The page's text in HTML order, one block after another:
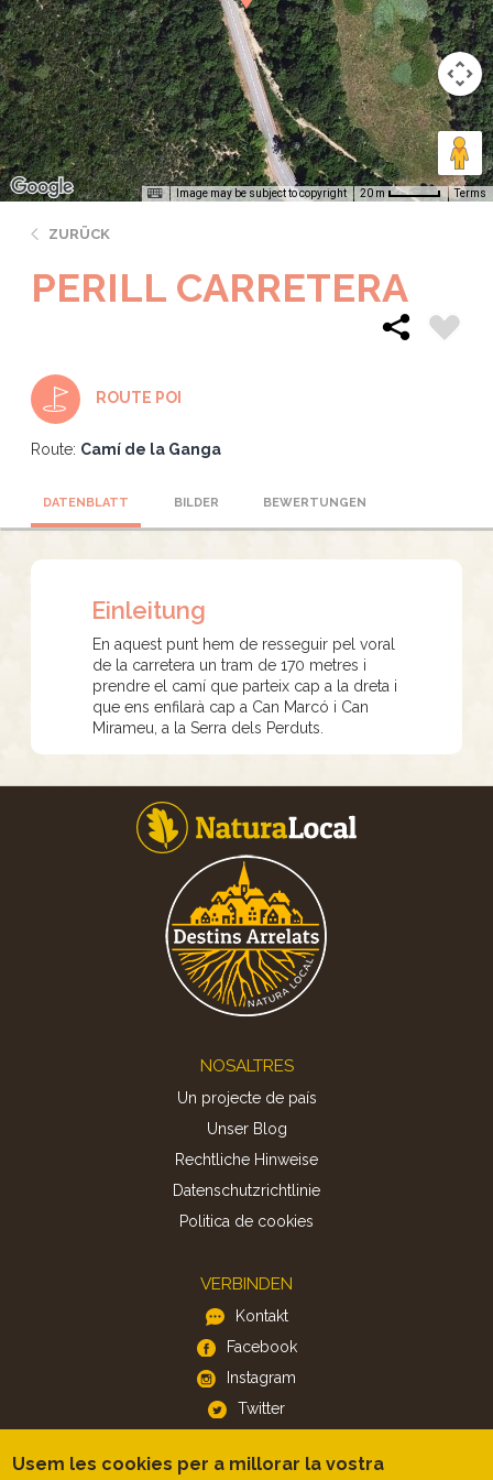
Image may be subject to copyright 20 m Terms
ZURÜCK
PERILL CARRETERA
ROUTE POI
Route: Camí de la Ganga
DATENBLATT BILDER BEWERTUNGEN
Einleitung
En aquest punt hem de resseguir pel voral
de la carretera un tram de 170 metres i
prendre el camí que parteix cap a la dreta i
que ens enfilarà cap a Can Marcó i Can
Mirameu, a la Serra dels Perduts.
NOSALTRES
Un projecte de país
Unser Blog
Rechtliche Hinweise
Datenschutzrichtlinie
Politica de cookies
VERBINDEN
Kontakt
Facebook
Instagram
Twitter
APP
Usem les cookies per a millorar la vostra